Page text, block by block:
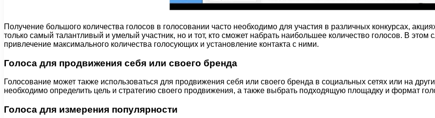
Получение большого количества голосов в голосовании часто необходимо для участия в различных конкурсах,
только самый талантливый и умелый участник, но и тот, кто сможет набрать наибольшее количество голосов. В
привлечение максимального количества голосующих и установление контакта с ними.
Голоса для продвижения себя или своего бренда
Голосование может также использоваться для продвижения себя или своего бренда в социальных сетях или на
необходимо определить цель и стратегию своего продвижения, а также выбрать подходящую площадку и формат
Голоса для измерения популярности